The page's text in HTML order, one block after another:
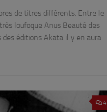
de titres différents. Entre le
loufoque Anus Beauté des
éditions Akata il y en aura
4